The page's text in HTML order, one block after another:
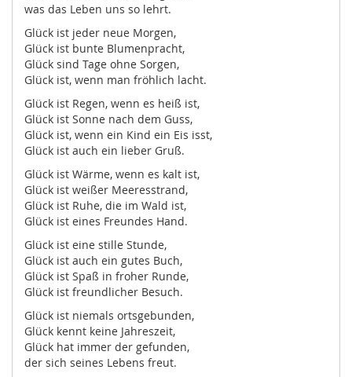
was das Leben uns so lehrt.
Glück ist jeder neue Morgen,
Glück ist bunte Blumenpracht,
Glück sind Tage ohne Sorgen,
Glück ist, wenn man fröhlich lacht.
Glück ist Regen, wenn es heiß ist,
Glück ist Sonne nach dem Guss,
Glück ist, wenn ein Kind ein Eis isst,
Glück ist auch ein lieber Gruß.
Glück ist Wärme, wenn es kalt ist,
Glück ist weißer Meeresstrand,
Glück ist Ruhe, die im Wald ist,
Glück ist eines Freundes Hand.
Glück ist eine stille Stunde,
Glück ist auch ein gutes Buch,
Glück ist Spaß in froher Runde,
Glück ist freundlicher Besuch.
Glück ist niemals ortsgebunden,
Glück kennt keine Jahreszeit,
Glück hat immer der gefunden,
der sich seines Lebens freut.